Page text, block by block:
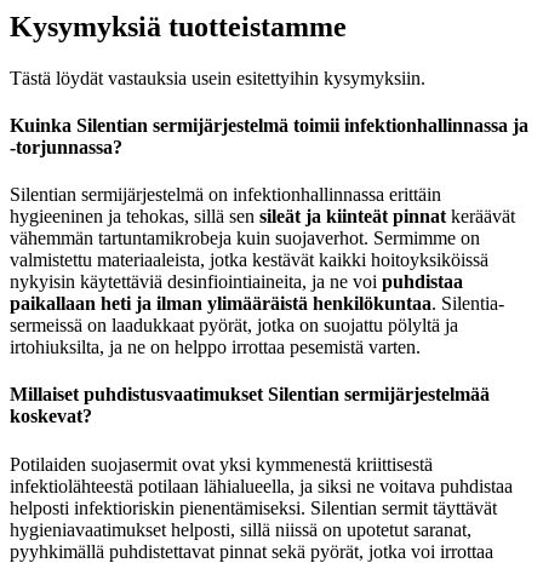
Kysymyksiä tuotteistamme
Tästä löydät vastauksia usein esitettyihin kysymyksiin.
Kuinka Silentian sermijärjestelmä toimii infektionhallinnassa ja
-torjunnassa?
Silentian sermijärjestelmä on infektionhallinnassa erittäin
hygieeninen ja tehokas, sillä sen sileät ja kiinteät pinnat keräävät
vähemmän tartuntamikrobeja kuin suojaverhot. Sermimme on
valmistettu materiaaleista, jotka kestävät kaikki hoitoyksiköissä
nykyisin käytettäviä desinfiointiaineita, ja ne voi puhdistaa
paikallaan heti ja ilman ylimääräistä henkilökuntaa. Silentia-
sermeissä on laadukkaat pyörät, jotka on suojattu pölyltä ja
irtohiuksilta, ja ne on helppo irrottaa pesemistä varten.
Millaiset puhdistusvaatimukset Silentian sermijärjestelmää
koskevat?
Potilaiden suojasermit ovat yksi kymmenestä kriittisestä
infektiolähteestä potilaan lähialueella, ja siksi ne voitava puhdistaa
helposti infektioriskin pienentämiseksi. Silentian sermit täyttävät
hygieniavaatimukset helposti, sillä niissä on upotetut saranat,
pyyhkimällä puhdistettavat pinnat sekä pyörät, jotka voi irrottaa